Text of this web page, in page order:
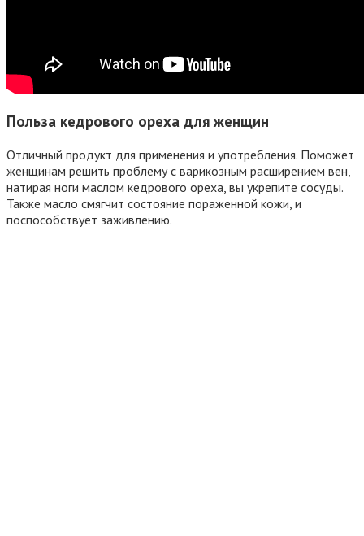
Польза кедрового ореха для женщин
Отличный продукт для применения и употребления. Поможет
женщинам решить проблему с варикозным расширением вен,
натирая ноги маслом кедрового ореха, вы укрепите сосуды.
Также масло смягчит состояние пораженной кожи, и
поспособствует заживлению.